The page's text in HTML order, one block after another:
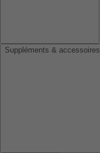
Suppléments & accessoires